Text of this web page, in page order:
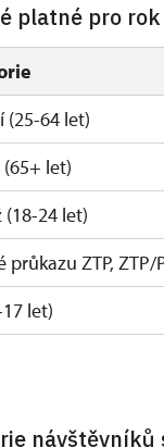
platné pro
(25-64 let)
let)
(18-24 let)
průkazu ZTP, ZTP/
let)